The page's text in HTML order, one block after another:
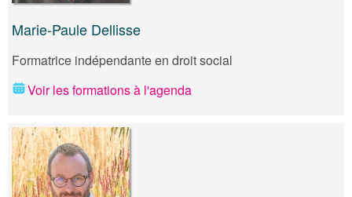
Marie-Paule Dellisse
Formatrice indépendante en droit social
Voir les formations à l'agenda